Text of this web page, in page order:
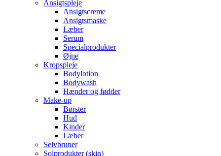
Ansigtspleje
Ansigtscreme
Ansigtsmaske
Læber
Serum
Specialprodukter
Øjne
Kropspleje
Bodylotion
Bodywash
Hænder og fødder
Make-up
Børster
Hud
Kinder
Læber
Selvbruner
Solprodukter (skin)